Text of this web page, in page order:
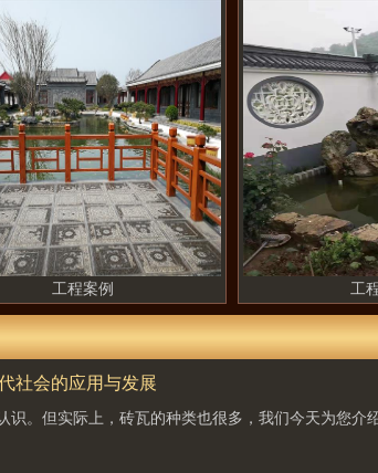
工程案例 工
社会的应用与发展
识。但实际上，砖瓦的种类也很多，我们今天为您介